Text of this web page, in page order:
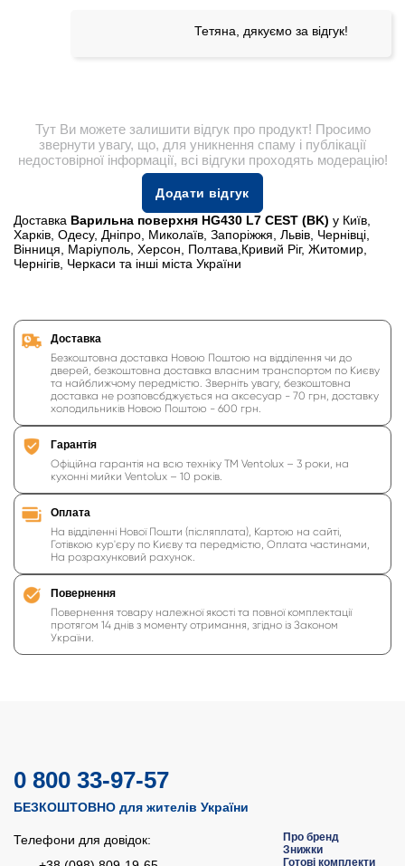
Тетяна, дякуємо за відгук!
Тут Ви можете залишити відгук про продукт! Просимо
звернути увагу, що, для уникнення спаму і публікації
недостовірної інформації, всі відгуки проходять модерацію!
Додати відгук
Доставка Варильна поверхня HG430 L7 CEST (BK) у Київ,
Харків, Одесу, Дніпро, Миколаїв, Запоріжжя, Львів, Чернівці,
Вінниця, Маріуполь, Херсон, Полтава,Кривий Ріг, Житомир,
Чернігів, Черкаси та інші міста України
Доставка
Безкоштовна доставка Новою Поштою на відділення чи до
дверей, безкоштовна доставка власним транспортом по Києву
та найближчому передмістю. Зверніть увагу, безкоштовна
доставка не розповсбджується на аксесуар - 70 грн, доставку
холодильників Новою Поштою - 600 грн.
Гарантія
Офіційна гарантія на всю техніку ТМ Ventolux – 3 роки, на
кухонні мийки Ventolux – 10 років.
Оплата
На відділенні Нової Пошти (післяплата), Картою на сайті,
Готівкою кур'єру по Києву та передмістю, Оплата частинами,
На розрахунковий рахунок.
Повернення
Повернення товару належної якості та повної комплектації
протягом 14 днів з моменту отримання, згідно із Законом
України.
0 800 33-97-57
БЕЗКОШТОВНО для жителів України
Телефони для довідок:
Про бренд
Знижки
Готові комплекти